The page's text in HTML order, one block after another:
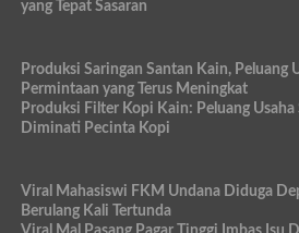
yang Tepat Sasaran
Produksi Saringan Santan Kain, Peluang
Permintaan yang Terus Meningkat
Produksi Filter Kopi Kain: Peluang Usaha
Diminati Pecinta Kopi
Viral Mahasiswi FKM Undana Diduga
Berulang Kali Tertunda